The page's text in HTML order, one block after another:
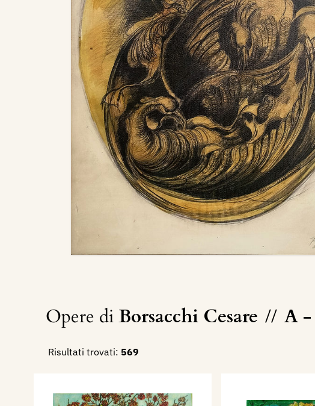
Opere diBorsacchi Cesare // A -
Risultati trovati: 569